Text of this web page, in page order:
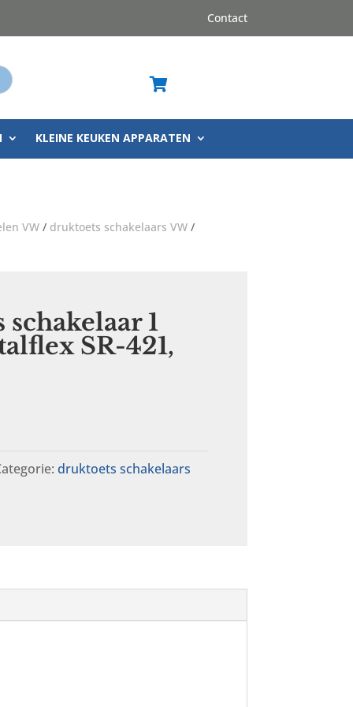
Contact

KLEINE KEUKEN APPARATEN
VW / druktoets schakelaars VW /
1
SR-421,
druktoets schakelaars